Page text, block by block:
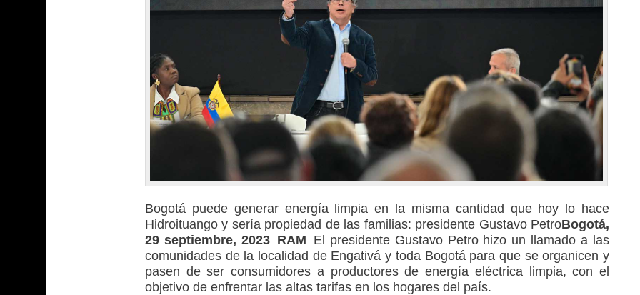
Bogotá puede generar energía limpia en la misma cantidad que hoy lo hace
Hidroituango y sería propiedad de las familias: presidente Gustavo PetroBogotá,
29 septiembre, 2023_RAM_ El presidente Gustavo Petro hizo un llamado a las
comunidades de la localidad de Engativá y toda Bogotá para que se organicen y
pasen de ser consumidores a productores de energía eléctrica limpia, con el
objetivo de enfrentar las altas tarifas en los hogares del país.